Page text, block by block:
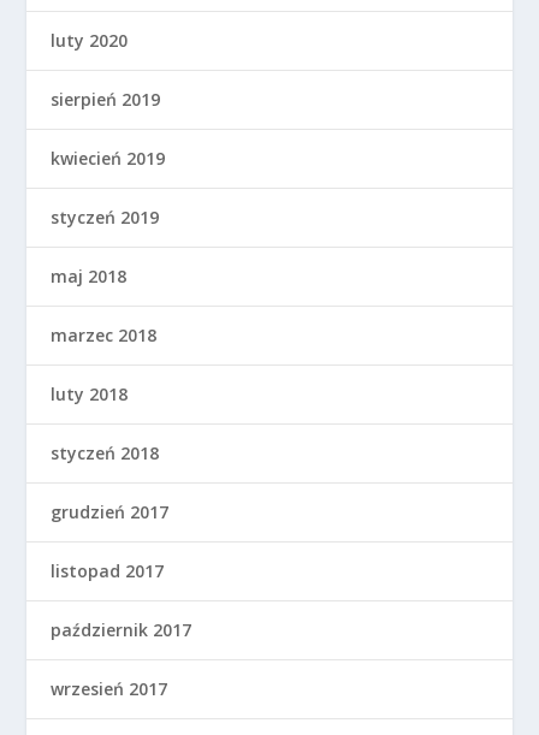
luty 2020
sierpień 2019
kwiecień 2019
styczeń 2019
maj 2018
marzec 2018
luty 2018
styczeń 2018
grudzień 2017
listopad 2017
październik 2017
wrzesień 2017